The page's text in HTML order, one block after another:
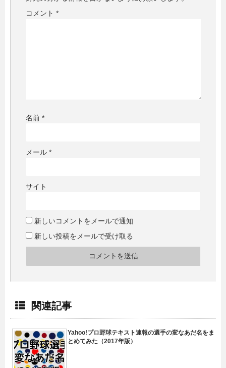
コメント *
名前 *
メール *
サイト
新しいコメントをメールで通知
新しい投稿をメールで受け取る
関連記事
Yahoo!プロ野球テキスト速報の選手の変なあだ名をま
とめてみた（2017年版）